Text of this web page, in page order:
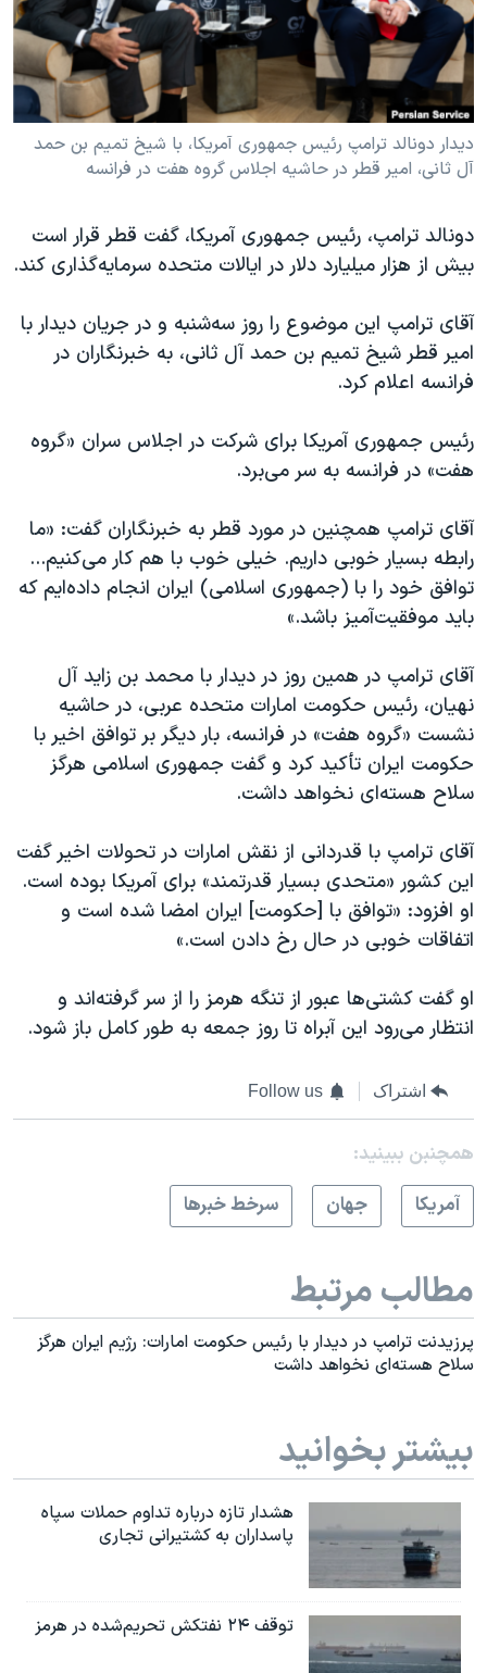
فرهنگ و زندگی
حقوق شهروندی
اقتصادی
علم و فناوری
اسرائیل در جنگ
آرشیو پخش زنده
مستندها
انتخابات ریاست جمهوری آمریکا ۲۰۲۴
حمله جمهوری اسلامی به اسرائیل
رمز مهسا
ورزش زنان در ایران
مجموعه مستندهای دادخواهی
دادگاه حمید نوری
چهل سال گروگان‌گیری
اعتراضات مردمی آبان ۹۸
نرگس محمدی برنده جایزه نوبل صلح
همایش محافظه‌کاران آمریکا «سی‌پک»
صفحه‌های ویژه
دنبال کنید
زبانهای مختلف
دیدار دونالد ترامپ رئیس جمهوری آمریکا، با شیخ تمیم بن حمد
آل ثانی، امیر قطر در حاشیه اجلاس گروه هفت در فرانسه
دونالد ترامپ، رئیس جمهوری آمریکا، گفت قطر قرار است
بیش از هزار میلیارد دلار در ایالات متحده سرمایه‌گذاری کند.
آقای ترامپ این موضوع را روز سه‌شنبه و در جریان دیدار با
امیر قطر شیخ تمیم بن حمد آل ثانی، به خبرنگاران در
فرانسه اعلام کرد.
رئیس جمهوری آمریکا برای شرکت در اجلاس سران «گروه
هفت» در فرانسه به سر می‌برد.
آقای ترامپ همچنین در مورد قطر به خبرنگاران گفت: «ما
رابطه بسیار خوبی داریم. خیلی خوب با هم کار می‌کنیم...
توافق خود را با (جمهوری اسلامی) ایران انجام داده‌ایم که
باید موفقیت‌آمیز باشد.»
آقای ترامپ در همین روز در دیدار با محمد بن زاید آل
نهیان، رئیس حکومت امارات متحده عربی، در حاشیه
نشست «گروه هفت» در فرانسه، بار دیگر بر توافق اخیر با
حکومت ایران تأکید کرد و گفت جمهوری اسلامی هرگز
سلاح هسته‌ای نخواهد داشت.
آقای ترامپ با قدردانی از نقش امارات در تحولات اخیر گفت
این کشور «متحدی بسیار قدرتمند» برای آمریکا بوده است.
او افزود: «توافق با [حکومت] ایران امضا شده است و
اتفاقات خوبی در حال رخ دادن است.»
او گفت کشتی‌ها عبور از تنگه هرمز را از سر گرفته‌اند و
انتظار می‌رود این آبراه تا روز جمعه به طور کامل باز شود.
اشتراک Follow us
همچنبن ببینید:
آمريکا
جهان سرخط خبرها
مطالب مرتبط
پرزیدنت ترامپ در دیدار با رئیس حکومت امارات: رژیم ایران هرگز
سلاح هسته‌ای نخواهد داشت
بیشتر بخوانید
هشدار تازه درباره تداوم حملات سپاه
پاسداران به کشتیرانی تجاری
توقف ۲۴ نفتکش تحریم‌شده در هرمز